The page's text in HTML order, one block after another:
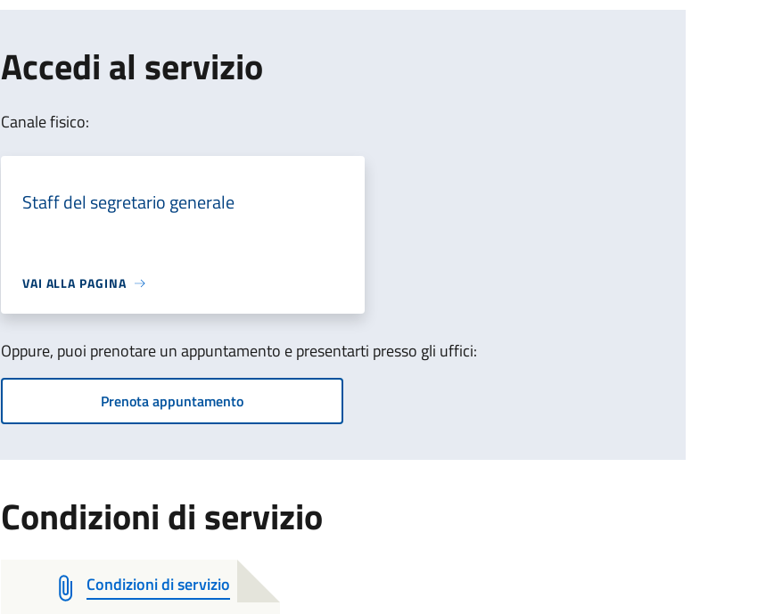
Accedi al servizio
Canale fisico:
Staff del segretario generale
VAI ALLA PAGINA
Oppure, puoi prenotare un appuntamento e presentarti presso gli uffici:
Prenota appuntamento
Condizioni di servizio
Condizioni di servizio